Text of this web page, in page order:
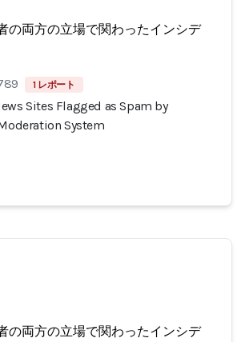
の両方の立場で関わったインシデ
1 レポート
Sites Flagged as Spam by
System
の両方の立場で関わったインシデ